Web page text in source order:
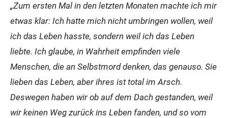
„Zum ersten Mal in den letzten Monaten machte ich mir
etwas klar: Ich hatte mich nicht umbringen wollen, weil
ich das Leben hasste, sondern weil ich das Leben
liebte. Ich glaube, in Wahrheit empfinden viele
Menschen, die an Selbstmord denken, das genauso. Sie
lieben das Leben, aber ihres ist total im Arsch.
Deswegen haben wir ob auf dem Dach gestanden, weil
wir keinen Weg zurück ins Leben fanden, und so vom